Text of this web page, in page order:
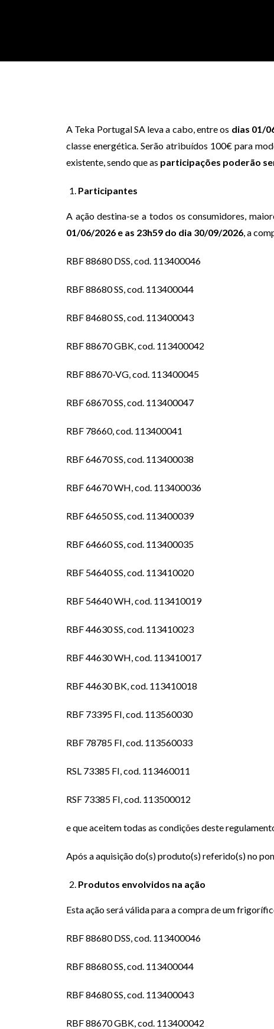
A Teka Portugal SA leva a cabo, entre os dias 01/
classe energética. Serão atribuídos 100€ para
existente, sendo que as participações poderão
Participantes
A ação destina-se a todos os consumidores,
01/06/2026 e as 23h59 do dia 30/09/2026, a
RBF 88680 DSS, cod. 113400046
RBF 88680 SS, cod. 113400044
RBF 84680 SS, cod. 113400043
RBF 88670 GBK, cod. 113400042
RBF 88670-VG, cod. 113400045
RBF 68670 SS, cod. 113400047
RBF 78660, cod. 113400041
RBF 64670 SS, cod. 113400038
RBF 64670 WH, cod. 113400036
RBF 64650 SS, cod. 113400039
RBF 64660 SS, cod. 113400035
RBF 54640 SS, cod. 113410020
RBF 54640 WH, cod. 113410019
RBF 44630 SS, cod. 113410023
RBF 44630 WH, cod. 113410017
RBF 44630 BK, cod. 113410018
RBF 73395 FI, cod. 113560030
RBF 78785 FI, cod. 113560033
RSL 73385 FI, cod. 113460011
RSF 73385 FI, cod. 113500012
e que aceitem todas as condições deste
Após a aquisição do(s) produto(s) referido(s) no
Produtos envolvidos na ação
Esta ação será válida para a compra de um
RBF 88680 DSS, cod. 113400046
RBF 88680 SS, cod. 113400044
RBF 84680 SS, cod. 113400043
RBF 88670 GBK, cod. 113400042